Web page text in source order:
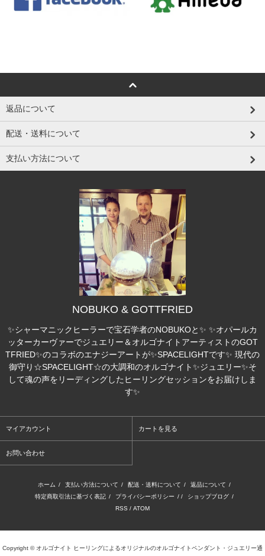
返品について
配送・送料について
支払い方法について
NOBUKO & GOTTFRIED
✨シャーマニックヒーラーで宝石学者のNOBUKOと✨ ✨オパールカ
ッターカーヴァーでジュエリー＆オルゴナイトアーティストのGOT
TFRIED✨のコラボのエナジーアートが✨SPACELIGHTです✨ 現代の
御守り☆SPACELIGHT☆の大調和のオルゴナイト✨ジュエリー✨そ
して魂の声をリーディングしたヒーリングセッションをお届けしま
す✨
マイアカウント カートを見る
お問い合わせ
ホーム / 支払い方法について / 配送・送料について / 返品について /
特定商取引法に基づく表記 / プライバシーポリシー / / ショップブログ /
RSS / ATOM
Copyright © オルゴナイト ヒーリングによるオリジナルのオルゴナイトペンダント・ジュエリー通